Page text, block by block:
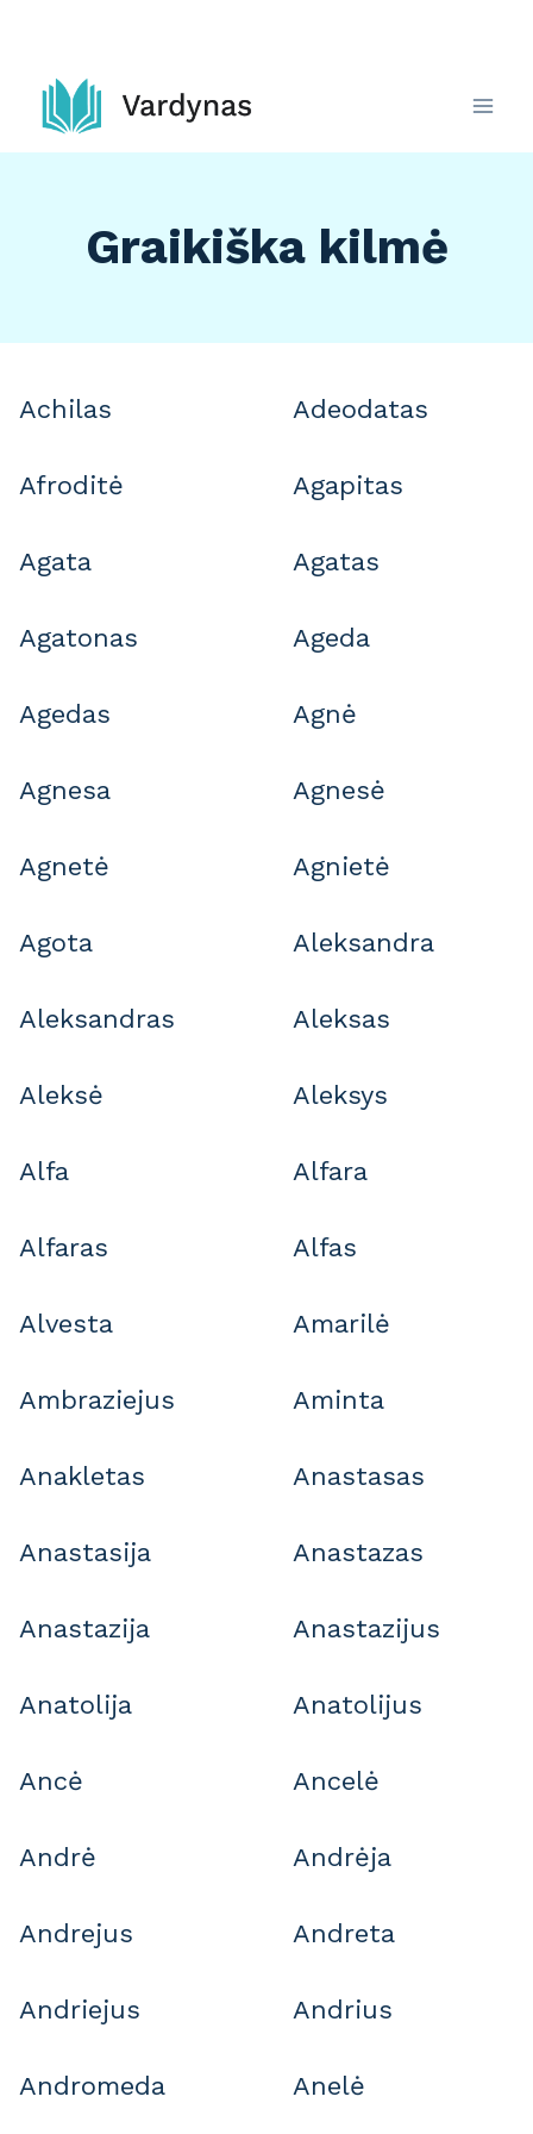
content
Graikiška kilmė
Achilas Adeodatas
Afroditė Agapitas
Agata Agatas
Agatonas Ageda
Agedas Agnė
Agnesa Agnesė
Agnetė Agnietė
Agota Aleksandra
Aleksandras Aleksas
Aleksė Aleksys
Alfa Alfara
Alfaras Alfas
Alvesta Amarilė
Ambraziejus Aminta
Anakletas Anastasas
Anastasija Anastazas
Anastazija Anastazijus
Anatolija Anatolijus
Ancė Ancelė
Andrė Andrėja
Andrejus Andreta
Andriejus Andrius
Andromeda Anelė